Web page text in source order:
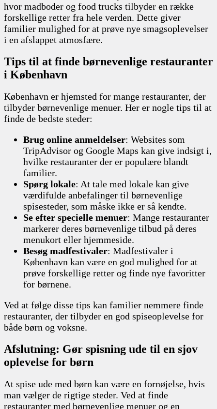
hvor madboder og food trucks tilbyder en række
forskellige retter fra hele verden. Dette giver
familier mulighed for at prøve nye smagsoplevelser
i en afslappet atmosfære.
Tips til at finde børnevenlige restauranter
i København
København er hjemsted for mange restauranter, der
tilbyder børnevenlige menuer. Her er nogle tips til at
finde de bedste steder:
Brug online anmeldelser: Websites som
TripAdvisor og Google Maps kan give indsigt i,
hvilke restauranter der er populære blandt
familier.
Spørg lokale: At tale med lokale kan give
værdifulde anbefalinger til børnevenlige
spisesteder, som måske ikke er så kendte.
Se efter specielle menuer: Mange restauranter
markerer deres børnevenlige tilbud på deres
menukort eller hjemmeside.
Besøg madfestivaler: Madfestivaler i
København kan være en god mulighed for at
prøve forskellige retter og finde nye favoritter
for børnene.
Ved at følge disse tips kan familier nemmere finde
restauranter, der tilbyder en god spiseoplevelse for
både børn og voksne.
Afslutning: Gør spisning ude til en sjov
oplevelse for børn
At spise ude med børn kan være en fornøjelse, hvis
man vælger de rigtige steder. Ved at finde
restauranter med børnevenlige menuer og en